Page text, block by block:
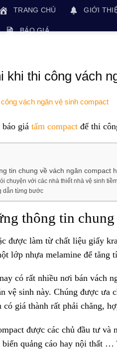
TRANG CHỦ GIỚI
BÁO GIÁ
khi thi công vách
giá tấm compact để thi
tin chung về vách ngăn compact
chuyện với các nhà thiết nhà vệ sinh
dẫn từng bước
thông tin
được làm từ chất liệu giấy
lớp nhựa melamine để tăng
có rất nhiều nơi bán vách
vệ sinh này. Chúng được ưa
có giá thành rất phải chăng,
được các chủ đầu tư
quảng cáo hay nội thất